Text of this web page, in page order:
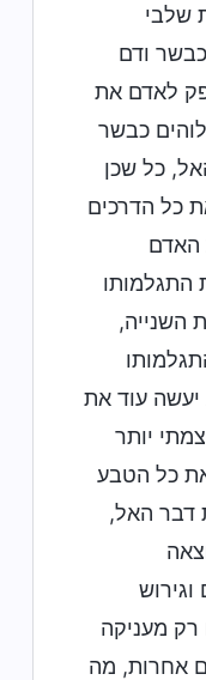
שלבי
ודם
לאדם את
כבשר
כל שכן
כל הדרכים
האדם
התגלמותו
השנייה,
יעשה עוד את
יותר
כל הטבע
דבר האל,
רק מעניקה
אחרות, מה